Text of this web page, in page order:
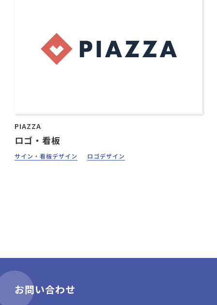
PIAZZA
ロゴ・看板
サイン・看板デザイン ロゴデザイン
お問い合わせ